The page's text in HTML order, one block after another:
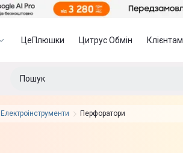
ЦеПлюшки Цитрус Обмін Клієнтам
Електроінструменти Перфоратори